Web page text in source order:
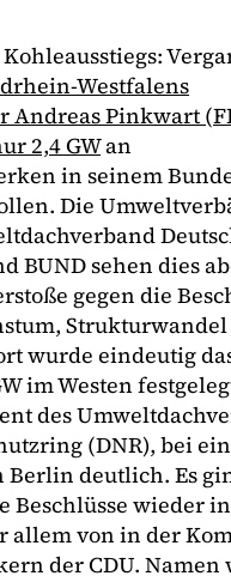
Westfalens
Pinkwart
2,4 GWan
in seinem
Die
BUND sehen dies
gegen die
wurde eindeutig
im Westen
des
(DNR), bei
Berlin deutlich. Es
Beschlüsse wieder
allem von in der
der CDU. Namen